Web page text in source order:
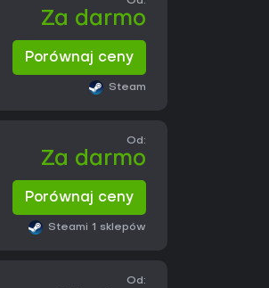
Za darmo
Porównaj ceny
Steam
Od:
Za darmo
Porównaj ceny
Steami 1 sklepów
Od: